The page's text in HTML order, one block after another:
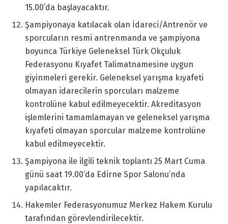
15.00’da başlayacaktır.
Şampiyonaya katılacak olan İdareci/Antrenör ve
sporcuların resmi antrenmanda ve şampiyona
boyunca Türkiye Geleneksel Türk Okçuluk
Federasyonu Kıyafet Talimatnamesine uygun
giyinmeleri gerekir. Geleneksel yarışma kıyafeti
olmayan idarecilerin sporcuları malzeme
kontrolüne kabul edilmeyecektir. Akreditasyon
işlemlerini tamamlamayan ve geleneksel yarışma
kıyafeti olmayan sporcular malzeme kontrolüne
kabul edilmeyecektir.
Şampiyona ile ilgili teknik toplantı 25 Mart Cuma
günü saat 19.00’da Edirne Spor Salonu’nda
yapılacaktır.
Hakemler Federasyonumuz Merkez Hakem Kurulu
tarafından görevlendirilecektir.